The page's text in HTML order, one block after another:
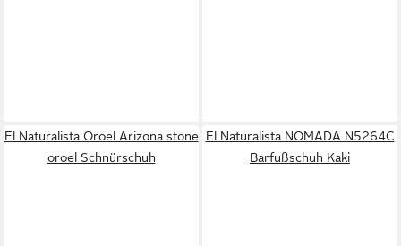
El Naturalista Oroel Arizona stone
oroel Schnürschuh
El Naturalista NOMADA N5264C
Barfußschuh Kaki